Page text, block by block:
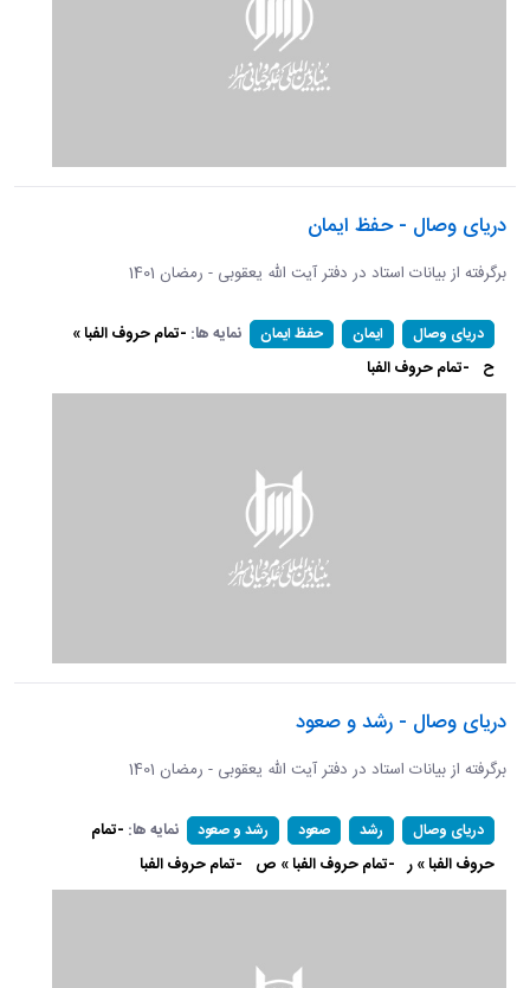
دریای وصال - حفظ ایمان
برگرفته از بیانات استاد در دفتر آیت الله یعقوبی - رمضان 1401
دریای وصال ایمان حفظ ایمان نمایه ها: -تمام حروف الفبا »
ح -تمام حروف الفبا
دریای وصال - رشد و صعود
برگرفته از بیانات استاد در دفتر آیت الله یعقوبی - رمضان 1401
دریای وصال رشد صعود رشد و صعود نمایه ها: -تمام
حروف الفبا » ر -تمام حروف الفبا » ص -تمام حروف الفبا